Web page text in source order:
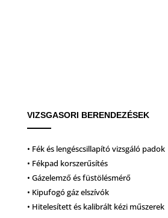
VIZSGASORI BERENDEZÉSEK
• Fék és lengéscsillapító vizsgáló padok
• Fékpad korszerűsítés
• Gázelemző és füstölésmérő
• Kipufogó gáz elszívók
• Hitelesített és kalibrált kézi műszerek